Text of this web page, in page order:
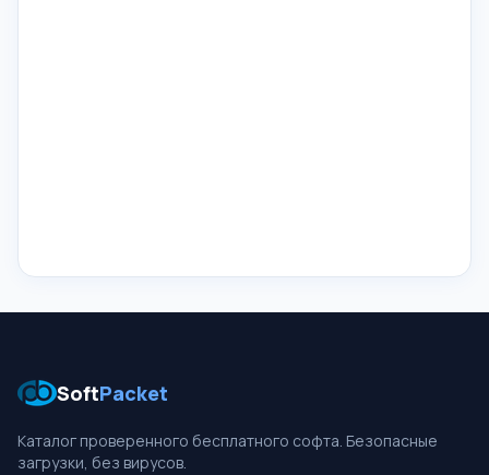
SoftPacket
Каталог проверенного бесплатного софта. Безопасные
загрузки, без вирусов.